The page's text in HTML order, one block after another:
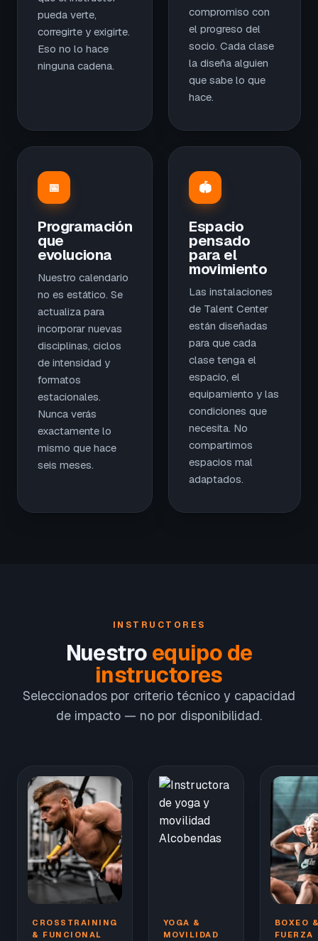
pueda verte,
corregirte y exigirte.
Eso no lo hace
ninguna cadena.
compromiso con
el progreso del
socio. Cada clase
la diseña alguien
que sabe lo que
hace.
📅
Programación
que
evoluciona
Nuestro calendario
no es estático. Se
actualiza para
incorporar nuevas
disciplinas, ciclos
de intensidad y
formatos
estacionales.
Nunca verás
exactamente lo
mismo que hace
seis meses.
🏟️
Espacio
pensado
para el
movimiento
Las instalaciones
de Talent Center
están diseñadas
para que cada
clase tenga el
espacio, el
equipamiento y las
condiciones que
necesita. No
compartimos
espacios mal
adaptados.
INSTRUCTORES
Nuestro equipo de
instructores
Seleccionados por criterio técnico y capacidad
de impacto — no por disponibilidad.
CROSSTRAINING
& FUNCIONAL
YOGA &
MOVILIDAD
BOXEO
FUERZA